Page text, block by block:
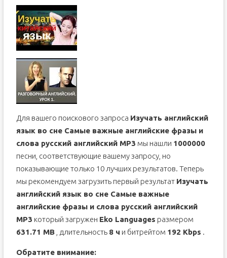
Для вашего поискового запроса Изучать английский
язык во сне Самые важные английские фразы и
слова русский английский MP3 мы нашли 1000000
песни, соответствующие вашему запросу, но
показывающие только 10 лучших результатов. Теперь
мы рекомендуем загрузить первый результат Изучать
английский язык во сне Самые важные
английские фразы и слова русский английский
MP3 который загружен Eko Languages размером
631.71 MB, длительность 8 ч и битрейтом 192 Kbps .
Обратите внимание: